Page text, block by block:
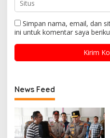
Simpan nama, email, dan
ini untuk komentar saya
News Feed